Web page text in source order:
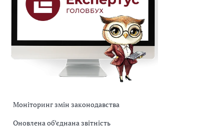
Моніторинг змін законодавства
Оновлена об’єднана звітність